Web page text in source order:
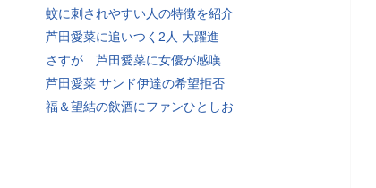
蚊に刺されやすい人の特徴を紹介
芦田愛菜に追いつく2人 大躍進
さすが…芦田愛菜に女優が感嘆
芦田愛菜 サンド伊達の希望拒否
福＆望結の飲酒にファンひとしお